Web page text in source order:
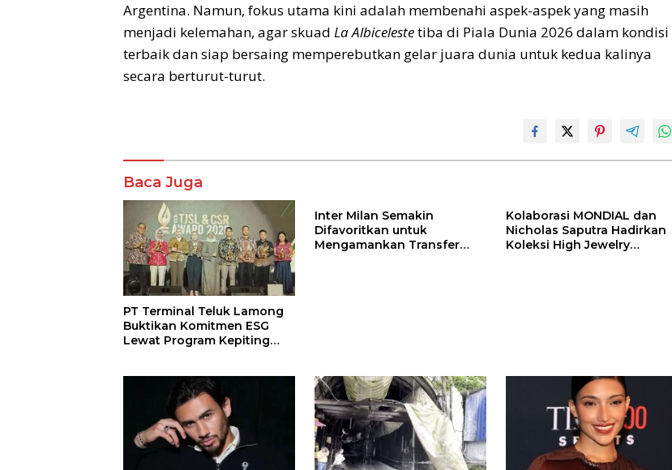
Argentina. Namun, fokus utama kini adalah membenahi aspek-aspek yang masih
menjadi kelemahan, agar skuad La Albicelestetiba di Piala Dunia 2026 dalam kondisi
terbaik dan siap bersaing memperebutkan gelar juara dunia untuk kedua kalinya
secara berturut-turut.
Komentar
Baca Juga
PT Terminal Teluk Lamong
Buktikan Komitmen ESG
Lewat Program Kepiting
Inter Milan Semakin
Difavoritkan untuk
Mengamankan Transfer
Kolaborasi MONDIAL dan
Nicholas Saputra Hadirkan
Koleksi High Jewelry